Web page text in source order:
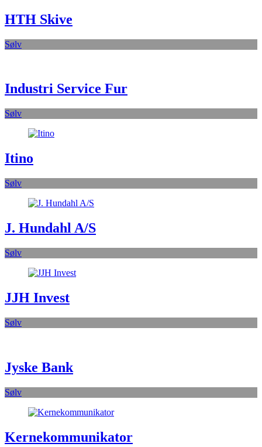
HTH Skive
Sølv
Industri Service Fur
Sølv
Itino
Sølv
J. Hundahl A/S
Sølv
JJH Invest
Sølv
Jyske Bank
Sølv
Kernekommunikator